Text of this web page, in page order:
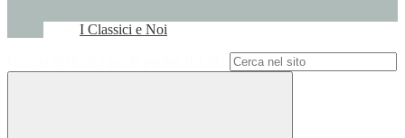
I Classici e Noi